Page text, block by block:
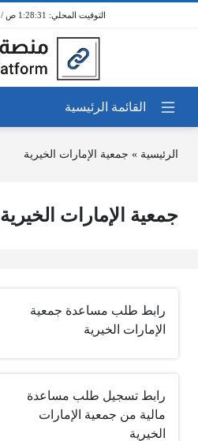
1:28:31 ص / 7 أغسطس 2026
الرئيسية » جمعية الإمارات الخيرية
جمعية الإمارات الخيرية
رابط طلب مساعدة جمعية
الإمارات الخيرية
رابط تسجيل طلب مساعدة
مالية من جمعية الإمارات
الخيرية